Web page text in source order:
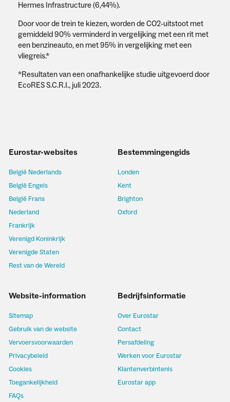
Hermes Infrastructure (6,44%).
Door voor de trein te kiezen, worden de CO2-uitstoot met
gemiddeld 90% verminderd in vergelijking met een rit met
een benzineauto, en met 95% in vergelijking met een
vliegreis.*
*Resultaten van een onafhankelijke studie uitgevoerd door
EcoRES S.C.R.I., juli 2023.
Eurostar-websites
België Nederlands
België Engels
België Frans
Nederland
Frankrijk
Verenigd Koninkrijk
Verenigde Staten
Rest van de Wereld
Bestemmingengids
Londen
Kent
Brighton
Oxford
Website-information
Sitemap
Gebruik van de website
Vervoersvoorwaarden
Privacybeleid
Cookies
Toegankelijkheid
FAQs
Bedrijfsinformatie
Over Eurostar
Contact
Persafdeling
Werken voor Eurostar
Klantenverbintenis
Eurostar app